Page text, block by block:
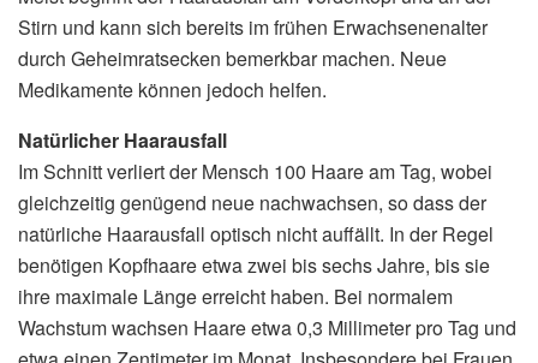
Stirn und kann sich bereits im frühen Erwachsenenalter
durch Geheimratsecken bemerkbar machen. Neue
Medikamente können jedoch helfen.
Natürlicher Haarausfall
Im Schnitt verliert der Mensch 100 Haare am Tag, wobei
gleichzeitig genügend neue nachwachsen, so dass der
natürliche Haarausfall optisch nicht auffällt. In der Regel
benötigen Kopfhaare etwa zwei bis sechs Jahre, bis sie
ihre maximale Länge erreicht haben. Bei normalem
Wachstum wachsen Haare etwa 0,3 Millimeter pro Tag und